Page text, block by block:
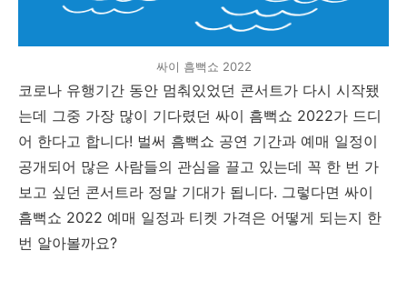
싸이 흠뻑쇼 2022
코로나 유행기간 동안 멈춰있었던 콘서트가 다시 시작됐
는데 그중 가장 많이 기다렸던 싸이 흠뻑쇼 2022가 드디
어 한다고 합니다! 벌써 흠뻑쇼 공연 기간과 예매 일정이
공개되어 많은 사람들의 관심을 끌고 있는데 꼭 한 번 가
보고 싶던 콘서트라 정말 기대가 됩니다. 그렇다면 싸이
흠뻑쇼 2022 예매 일정과 티켓 가격은 어떻게 되는지 한
번 알아볼까요?